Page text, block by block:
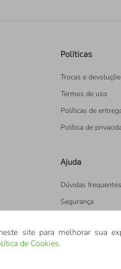
Políticas
Trocas e
Termos de uso
Políticas de
Política de
Ajuda
Dúvidas frequentes
Segurança
site para melhorar sua
de Cookies.